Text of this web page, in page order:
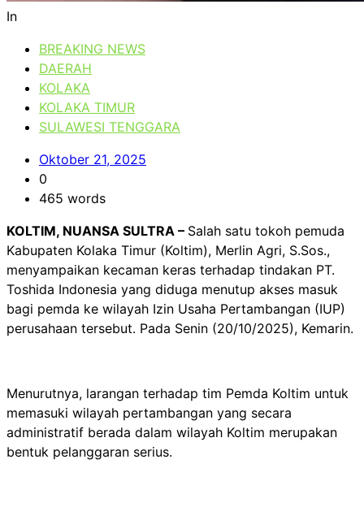
In
BREAKING NEWS
DAERAH
KOLAKA
KOLAKA TIMUR
SULAWESI TENGGARA
Oktober 21, 2025
0
465 words
KOLTIM, NUANSA SULTRA – Salah satu tokoh pemuda
Kabupaten Kolaka Timur (Koltim), Merlin Agri, S.Sos.,
menyampaikan kecaman keras terhadap tindakan PT.
Toshida Indonesia yang diduga menutup akses masuk
bagi pemda ke wilayah Izin Usaha Pertambangan (IUP)
perusahaan tersebut. Pada Senin (20/10/2025), Kemarin.
Menurutnya, larangan terhadap tim Pemda Koltim untuk
memasuki wilayah pertambangan yang secara
administratif berada dalam wilayah Koltim merupakan
bentuk pelanggaran serius.